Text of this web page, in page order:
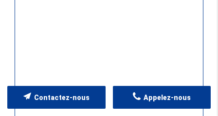
Appelez-nous
Contactez-nous